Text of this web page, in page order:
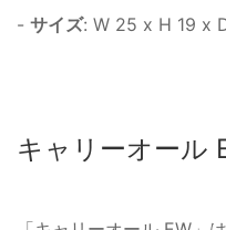
- サイズ: W 25 x H 19 x
キャリーオール